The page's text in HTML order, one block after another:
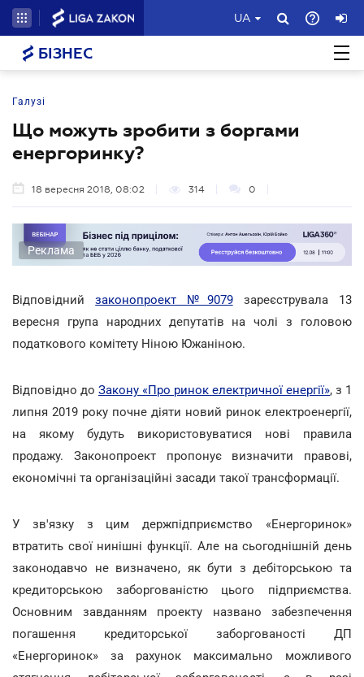
UA
БІЗНЕС
Галузі
Що можуть зробити з боргами
енергоринку?
18 вересня 2018, 08:02 314 0
Реклама
Відповіднийзаконопроект №9079зареєструвала 13
вересня група народних депутатів на чолі з головою
податкового комітету Ніною Южаніною.
Відповідно до Закону «Про ринок електричної енергії», з 1
липня 2019 року почне діяти новий ринок електроенергії,
на якому будуть використовуватися нові правила
продажу. Законопроект пропонує визначити правові,
економічні та організаційні засади такої трансформації.
У зв'язку з цим держпідприємство «Енергоринок»
втратить свої нинішні функції. Але на сьогоднішній день
законодавчо не визначено, як бути з дебіторською та
кредиторською заборгованістю цього підприємства.
Основним завданням проекту названо забезпечення
погашення кредиторської заборгованості ДП
«Енергоринок» за рахунок максимально можливого